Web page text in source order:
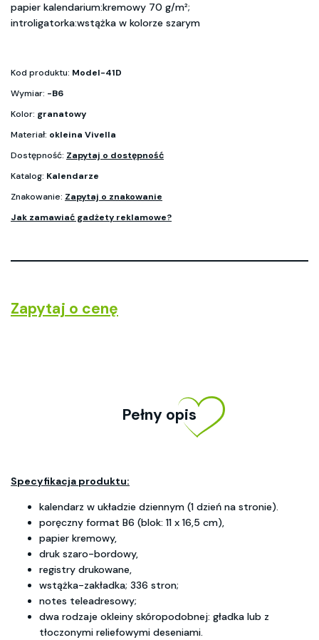
papier kalendarium:kremowy 70 g/m²;
introligatorka:wstążka w kolorze szarym
Kod produktu: Model-41D
Wymiar: -B6
Kolor: granatowy
Materiał: okleina Vivella
Dostępność: Zapytaj o dostępność
Katalog: Kalendarze
Znakowanie: Zapytaj o znakowanie
Jak zamawiać gadżety reklamowe?
Zapytaj o cenę
Pełny opis
Specyfikacja produktu:
kalendarz w układzie dziennym (1 dzień na stronie).
poręczny format B6 (blok: 11 x 16,5 cm),
papier kremowy,
druk szaro-bordowy,
registry drukowane,
wstążka-zakładka; 336 stron;
notes teleadresowy;
dwa rodzaje okleiny skóropodobnej: gładka lub z
tłoczonymi reliefowymi deseniami.